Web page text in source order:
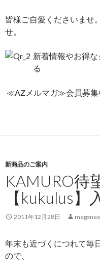
皆様ご自愛くださいませ
せ。
新着情報やお得
る
≪AZメルマガ≫会員募
新商品のご案内
KAMURO待
【kukulus
2011年12月28日
年末も近づくにつれて毎
ので、